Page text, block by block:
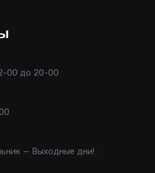
00 до 20-00
— Выходные дни!